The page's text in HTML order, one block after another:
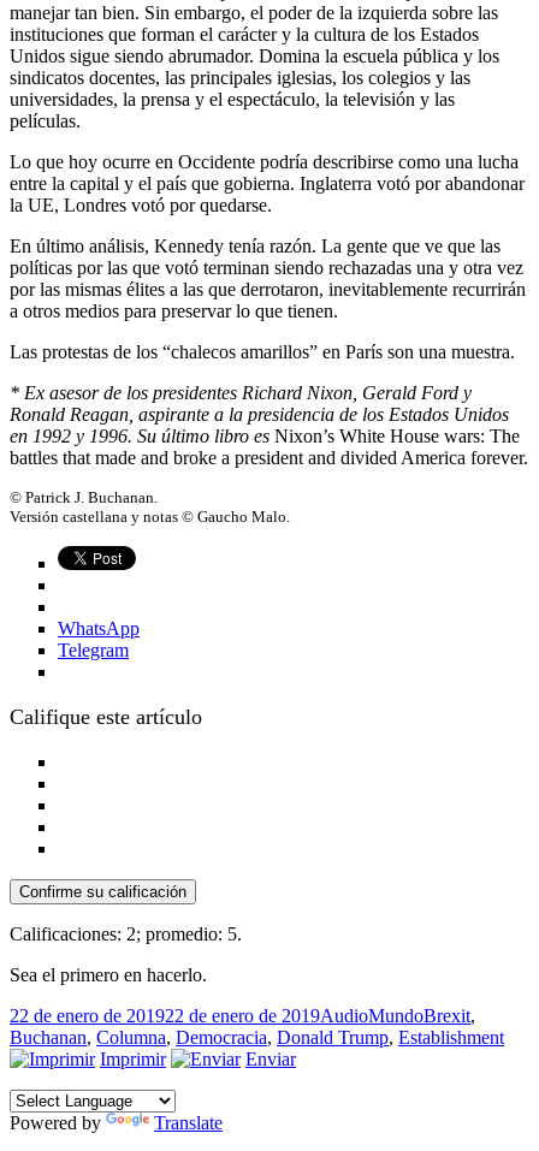
manejar tan bien. Sin embargo, el poder de la izquierda sobre las
instituciones que forman el carácter y la cultura de los Estados
Unidos sigue siendo abrumador. Domina la escuela pública y los
sindicatos docentes, las principales iglesias, los colegios y las
universidades, la prensa y el espectáculo, la televisión y las
películas.
Lo que hoy ocurre en Occidente podría describirse como una lucha
entre la capital y el país que gobierna. Inglaterra votó por abandonar
la UE, Londres votó por quedarse.
En último análisis, Kennedy tenía razón. La gente que ve que las
políticas por las que votó terminan siendo rechazadas una y otra vez
por las mismas élites a las que derrotaron, inevitablemente recurrirán
a otros medios para preservar lo que tienen.
Las protestas de los “chalecos amarillos” en París son una muestra.
* Ex asesor de los presidentes Richard Nixon, Gerald Ford y
Ronald Reagan, aspirante a la presidencia de los Estados Unidos
en 1992 y 1996. Su último libro es Nixon’s White House wars: The
battles that made and broke a president and divided America forever.
© Patrick J. Buchanan.
Versión castellana y notas © Gaucho Malo.
WhatsApp
Telegram
Califique este artículo
Confirme su calificación
Calificaciones: 2; promedio: 5.
Sea el primero en hacerlo.
Publicado
el
22 de enero de 201922 de enero de 2019Formato
AudioCategorías
MundoEtiquetas
Brexit,
Buchanan, Columna, Democracia, Donald Trump, Establishment
Imprimir
Enviar
Powered by Translate